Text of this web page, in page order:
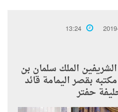
13:24
الملك سلمان بن
بقصر اليمامة قائد
حفتر